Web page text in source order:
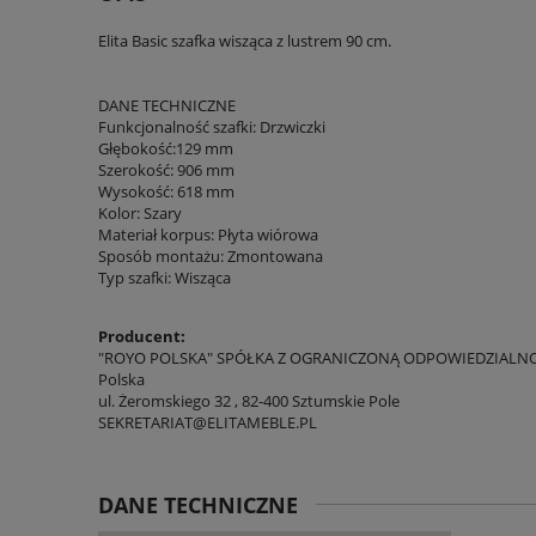
Elita Basic szafka wisząca z lustrem 90 cm.
DANE TECHNICZNE
Funkcjonalność szafki: Drzwiczki
Głębokość:129 mm
Szerokość: 906 mm
Wysokość: 618 mm
Kolor: Szary
Materiał korpus: Płyta wiórowa
Sposób montażu: Zmontowana
Typ szafki: Wisząca
Producent:
"ROYO POLSKA" SPÓŁKA Z OGRANICZONĄ
Polska
ul. Żeromskiego 32 , 82-400 Sztumskie Pole
SEKRETARIAT@ELITAMEBLE.PL
DANE TECHNICZNE